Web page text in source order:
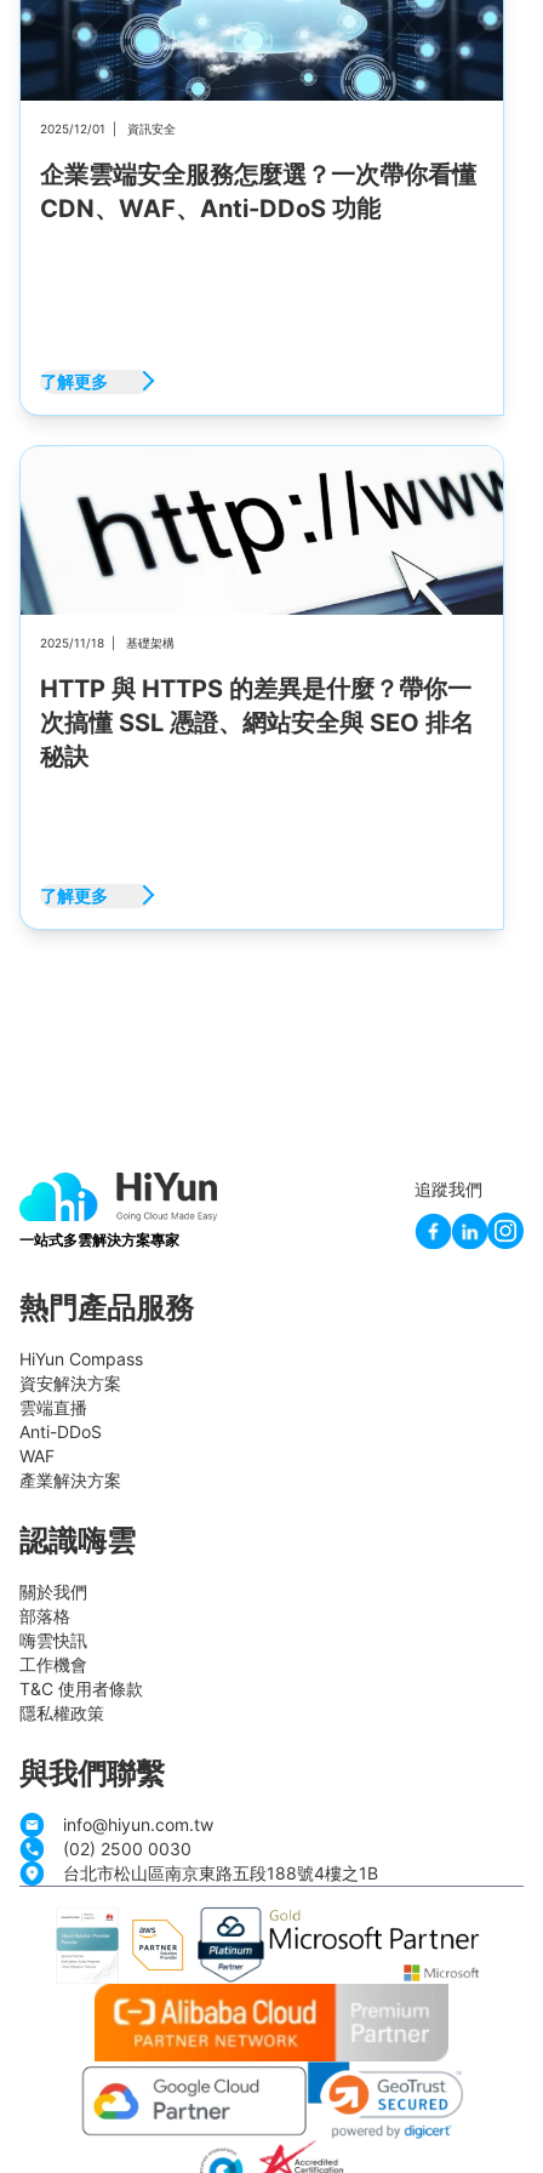
2025/12/01 資訊安全
企業雲端安全服務怎麼選？一次帶你看懂
CDN、WAF、Anti-DDoS 功能
了解更多
2025/11/18 基礎架構
HTTP 與 HTTPS 的差異是什麼？帶你一
次搞懂 SSL 憑證、網站安全與 SEO 排名
秘訣
了解更多
一站式多雲解決方案專家
追蹤我們
熱門產品服務
HiYun Compass
資安解決方案
雲端直播
Anti-DDoS
WAF
產業解決方案
認識嗨雲
關於我們
部落格
嗨雲快訊
工作機會
T&C 使用者條款
隱私權政策
與我們聯繫
info@hiyun.com.tw
(02) 2500 0030
台北市松山區南京東路五段188號4樓之1B